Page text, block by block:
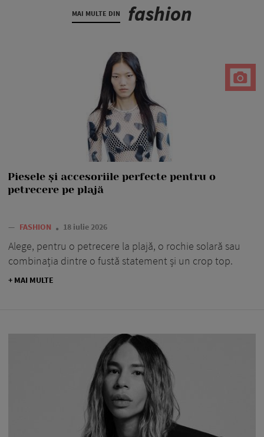
MAI MULTE DIN fashion
Piesele și accesoriile perfecte pentru o
petrecere pe plajă
— FASHION 18 iulie 2026
Alege, pentru o petrecere la plajă, o rochie solară sau
combinația dintre o fustă statement și un crop top.
+ MAI MULTE